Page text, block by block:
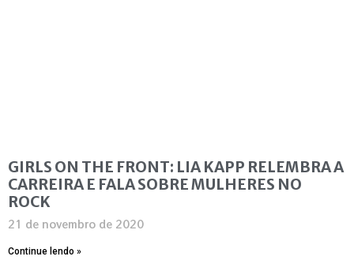
GIRLS ON THE FRONT: LIA KAPP RELEMBRA A
CARREIRA E FALA SOBRE MULHERES NO
ROCK
21 de novembro de 2020
Continue lendo »